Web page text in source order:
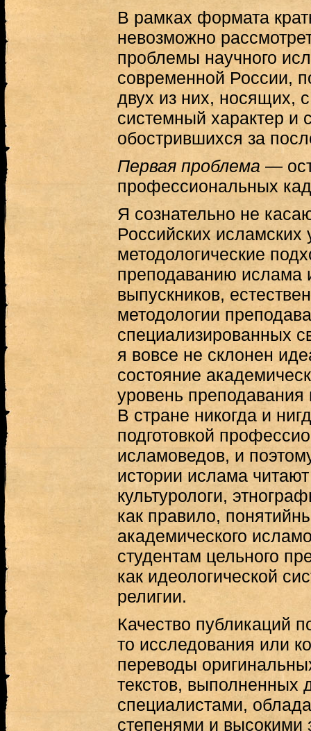
В рамках формата
невозможно
проблемы научного
современной России,
двух из них, носящих,
системный характер и
обострившихся за
Первая проблема —
профессиональных
Я сознательно не
Российских исламских
методологические
преподаванию ислама
выпускников,
методологии
специализированных
я вовсе не склонен
состояние
уровень
В стране никогда и
подготовкой
исламоведов, и
истории ислама
культурологи,
как правило,
академического
студентам цельного
как идеологической
религии.
Качество публикаций
то исследования или
переводы
текстов,
специалистами,
степенями и высокими